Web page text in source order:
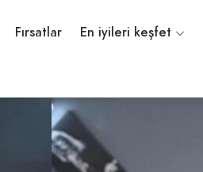
Fırsatlar En iyileri keşfet